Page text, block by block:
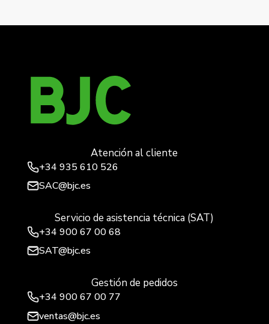
Atención al cliente
+34 935 610 526
SAC@bjc.es
Servicio de asistencia técnica (SAT)
+34 900 67 00 68
SAT@bjc.es
Gestión de pedidos
+34 900 67 00 77
ventas@bjc.es